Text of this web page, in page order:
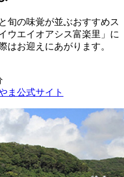
旬の味覚が並ぶおすすめス
ウエイオアシス富楽里」に
はお迎えにあがります。
ま公式サイト